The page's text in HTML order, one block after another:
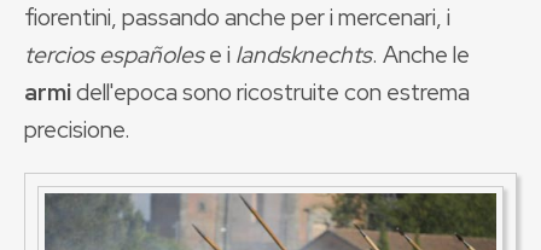
fiorentini, passando anche per i mercenari, i
tercios españolese i landsknechts. Anche le
armidell'epoca sono ricostruite con estrema
precisione.